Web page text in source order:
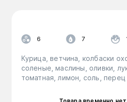
6 7
Курица, ветчина, колбаски
соленые, маслины, оливки,
томатная, лимон, соль,